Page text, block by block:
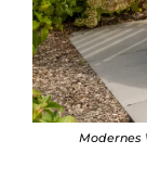
Modernes